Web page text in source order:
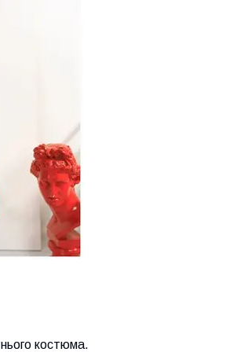
костюма.